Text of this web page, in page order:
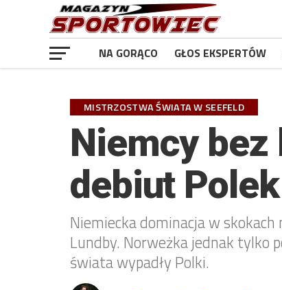
NA GORĄCO GŁOS EKSPERTÓW
MISTRZOSTWA ŚWIATA W SEEFELD
Niemcy bez
debiut Polek
Niemiecka dominacja w
Lundby. Norweżka jednak tylko
świata wypadły Polki.